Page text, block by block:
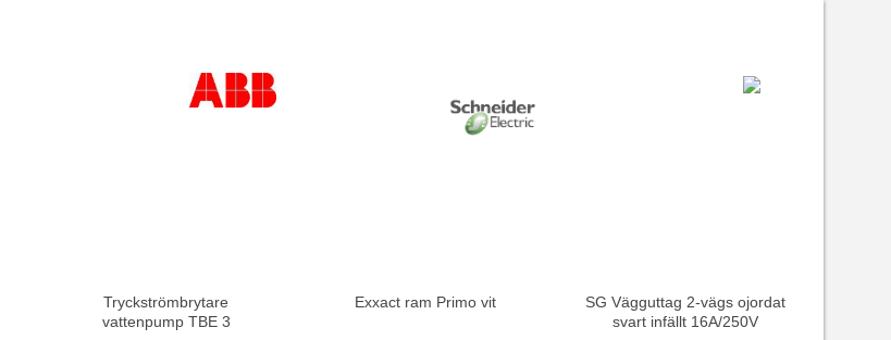
Tryckströmbrytare
vattenpump TBE 3
Exxact ram Primo vit
SG Vägguttag 2-vägs ojordat
svart infällt 16A/250V